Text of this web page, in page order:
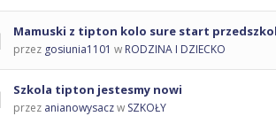
Mamuski z tipton kolo sure start
przez gosiunia1101 w RODZINA I DZIECKO
Szkola tipton jestesmy nowi
przez anianowysaczw SZKOŁY